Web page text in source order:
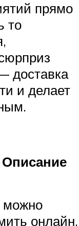
прямо
то
доставка
и делает
Описание
можно